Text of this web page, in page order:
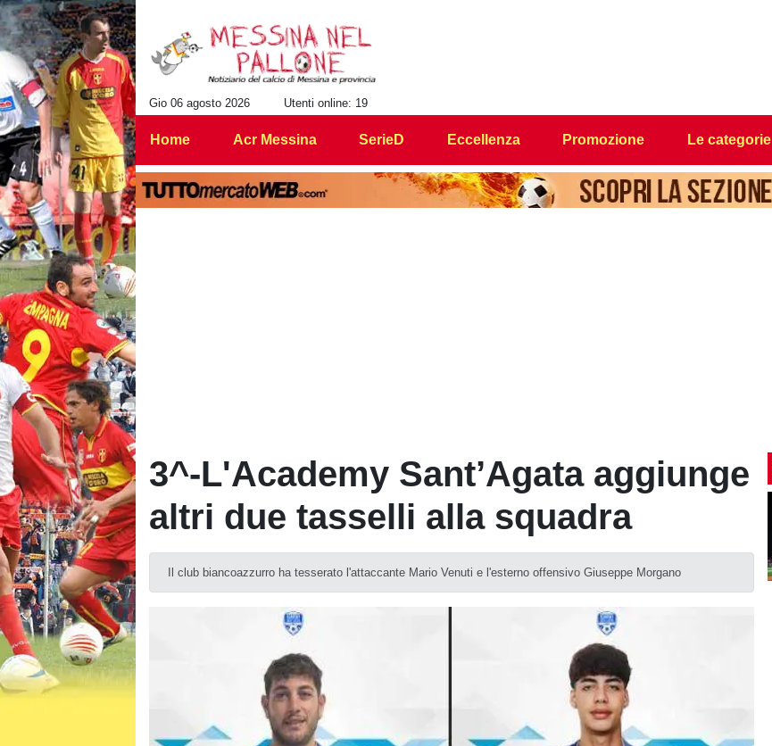
Gio 06 agosto 2026 Utenti online: 19
Home Acr Messina SerieD Eccellenza Promozione Le categorie
3^-L'Academy Sant’Agata aggiunge
altri due tasselli alla squadra
Il club biancoazzurro ha tesserato l'attaccante Mario Venuti e l'esterno offensivo Giuseppe Morgano